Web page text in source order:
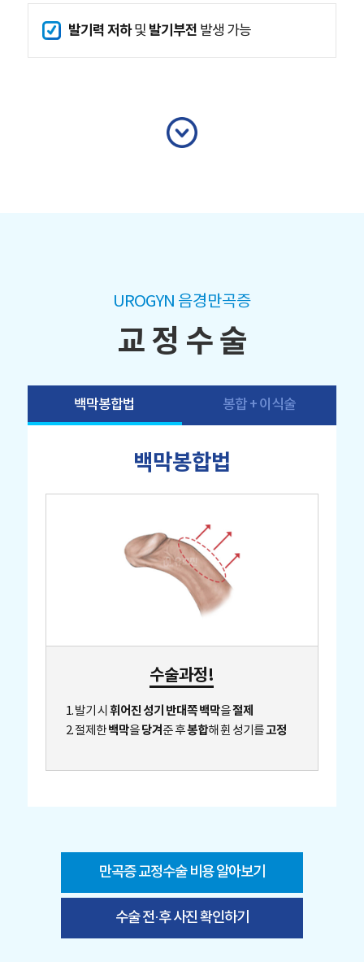
발기력 저하및 발기부전 발생 가능
UROGYN 음경만곡증
교 정 수 술
백막봉합법 봉합 + 이식술
백막봉합법
수술과정!
1. 발기 시 휘어진 성기 반대쪽 백막을절제
2. 절제한백막을당겨 준 후봉합해 휜 성기를고정
만곡증 교정수술 비용 알아보기
수술 전·후 사진 확인하기